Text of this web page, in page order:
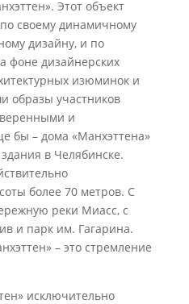
Этот объект
своему динамичному
дизайну, и по
фоне дизайнерских
изюминок и
образы участников
и
бы – дома «Манхэттена»
в Челябинске.
более 70 метров. С
реки Миасс, с
и парк им. Гагарина.
– это стремление
исключительно